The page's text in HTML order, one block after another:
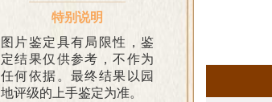
安支 会员充值
特别说明
图片鉴定具有局限性，鉴
定结果仅供参考，不作为
任何依据。最终结果以园
地评级的上手鉴定为准。